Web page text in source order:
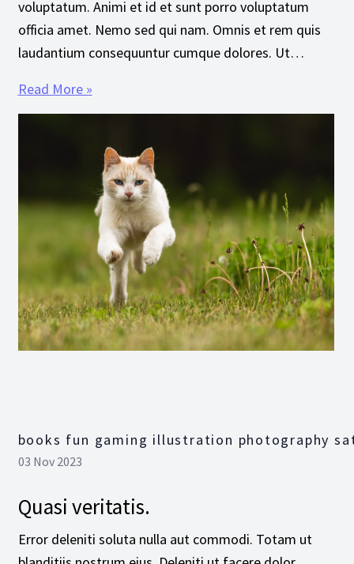
voluptatum. Animi et id et sunt porro voluptatum
officia amet. Nemo sed qui nam. Omnis et rem quis
laudantium consequuntur cumque dolores. Ut…
Read More »
books fun gaming illustration photography
03 Nov 2023
Quasi veritatis.
Error deleniti soluta nulla aut commodi. Totam ut